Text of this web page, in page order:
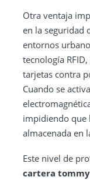
Otra ventaja
en la seguridad
entornos
tecnología RFID,
tarjetas contra
Cuando se
impidiendo que
almacenada en
Este nivel de
cartera tommy